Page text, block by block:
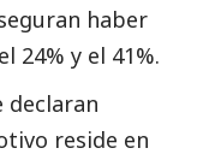
haber
24% y el 41%.
declaran
reside en